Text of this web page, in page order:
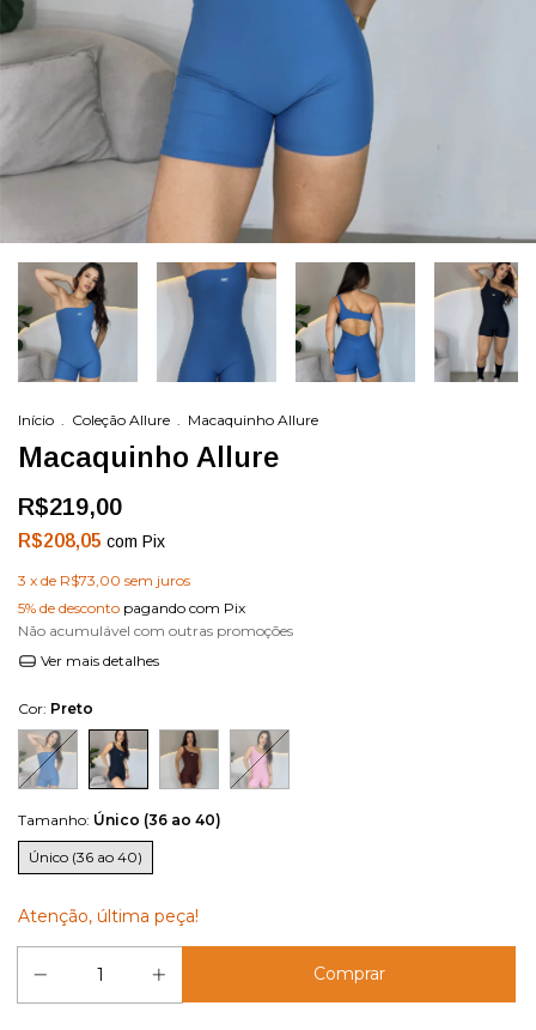
Início . Coleção Allure . Macaquinho Allure
Macaquinho Allure
R$219,00
R$208,05 com Pix
3 x de R$73,00 sem juros
5% de desconto pagando com Pix
Não acumulável com outras promoções
Ver mais detalhes
Cor: Preto
Tamanho: Único (36 ao 40)
Único (36 ao 40)
Atenção, última peça!